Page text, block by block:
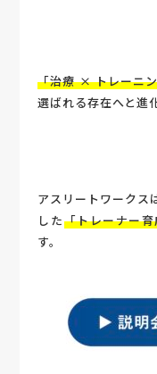
「治療 × トレーニ
選ばれる存在へと進
アスリートワークス
した「トレーナー
す。